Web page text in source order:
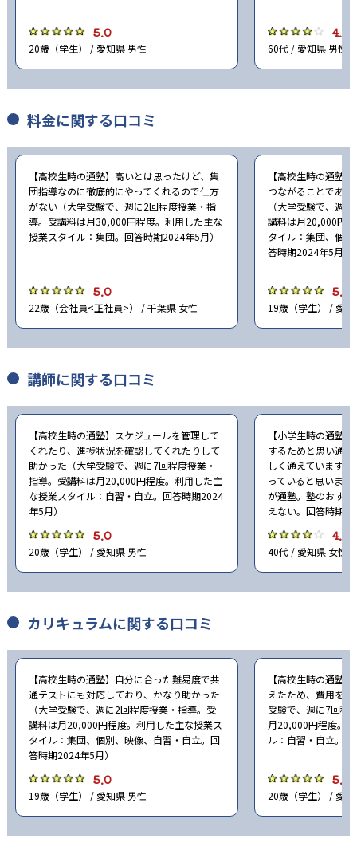
※中学は2024年、高校・大学は2023年度の実績。公式サイ
トより
5.0
20歳（学生） / 愛知県 男性
4.0
60代 / 愛知県 男性
料金に関する口コミ
【高校生時の通塾】高いとは思ったけど、集
団指導なのに徹底的にやってくれるので仕方
がない（大学受験で、週に2回程度授業・指
導。受講料は月30,000円程度。利用した主な
授業スタイル：集団。回答時期2024年5月）
5.0
22歳（会社員<正社員>） / 千葉県 女性
【高校生時の通塾
つながることであ
（大学受験で、週
講料は月20,000円
タイル：集団、個
答時期2024年5月）
5.0
19歳（学生） / 愛知
講師に関する口コミ
【高校生時の通塾】スケジュールを管理して
くれたり、進捗状況を確認してくれたりして
助かった（大学受験で、週に7回程度授業・
指導。受講料は月20,000円程度。利用した主
な授業スタイル：自習・自立。回答時期2024
年5月）
5.0
20歳（学生） / 愛知県 男性
【小学生時の通塾
するためと思い通
しく通えています
っていると思いま
が通塾。塾のおす
えない。回答時期
4.0
40代 / 愛知県 女性
カリキュラムに関する口コミ
【高校生時の通塾】自分に合った難易度で共
通テストにも対応しており、かなり助かった
（大学受験で、週に2回程度授業・指導。受
講料は月20,000円程度。利用した主な授業ス
タイル：集団、個別、映像、自習・自立。回
答時期2024年5月）
5.0
19歳（学生） / 愛知県 男性
【高校生時の通塾
えたため、費用を
受験で、週に7回程
月20,000円程度。
ル：自習・自立。
5.0
20歳（学生） / 愛知